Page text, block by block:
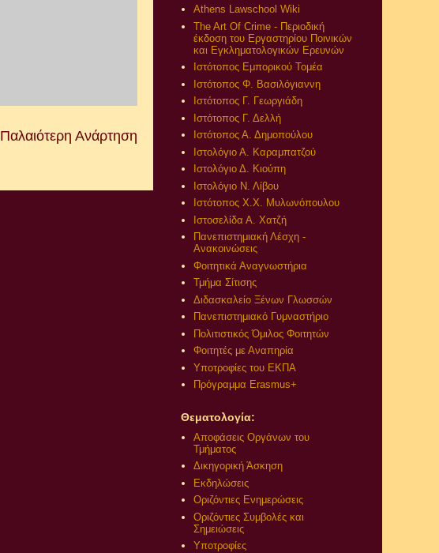
Παλαιότερη Ανάρτηση
Athens Lawschool Wiki
The Art Of Crime - Περιοδική
έκδοση του Εργαστηρίου Ποινικών
και Εγκληματολογικών Ερευνών
Ιστότοπος Εμπορικού Τομέα
Ιστότοπος Φ. Βασιλόγιαννη
Ιστότοπος Γ. Γεωργιάδη
Ιστότοπος Γ. Δελλή
Ιστότοπος Α. Δημοπούλου
Ιστολόγιο Α. Καραμπατζού
Ιστολόγιο Δ. Κιούπη
Ιστολόγιο Ν. Λίβου
Ιστότοπος Χ.Χ. Μυλωνόπουλου
Ιστοσελίδα Α. Χατζή
Πανεπιστημιακή Λέσχη -
Ανακοινώσεις
Φοιτητικά Αναγνωστήρια
Τμήμα Σίτισης
Διδασκαλείο Ξένων Γλωσσών
Πανεπιστημιακό Γυμναστήριο
Πολιτιστικός Όμιλος Φοιτητών
Φοιτητές με Αναπηρία
Υποτροφίες του ΕΚΠΑ
Πρόγραμμα Erasmus+
Θεματολογία:
Αποφάσεις Οργάνων του
Τμήματος
Δικηγορική Άσκηση
Εκδηλώσεις
Οριζόντιες Ενημερώσεις
Οριζόντιες Συμβολές και
Σημειώσεις
Υποτροφίες